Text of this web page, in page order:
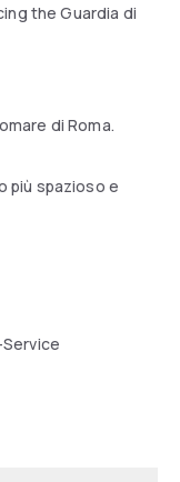
the Guardia di
di Roma.
più spazioso e